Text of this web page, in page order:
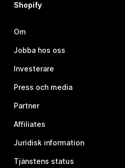
Shopify
Om
Jobba hos oss
Investerare
Press och media
Partner
Affiliates
Juridisk information
Tjänstens status